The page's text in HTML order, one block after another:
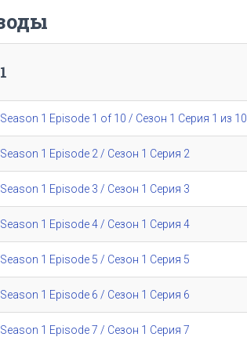
1
Season 1 Episode 1 of 10 / Сезон 1 Серия 1 из 10
Season 1 Episode 2 / Сезон 1 Серия 2
Season 1 Episode 3 / Сезон 1 Серия 3
Season 1 Episode 4 / Сезон 1 Серия 4
Season 1 Episode 5 / Сезон 1 Серия 5
Season 1 Episode 6 / Сезон 1 Серия 6
Season 1 Episode 7 / Сезон 1 Серия 7